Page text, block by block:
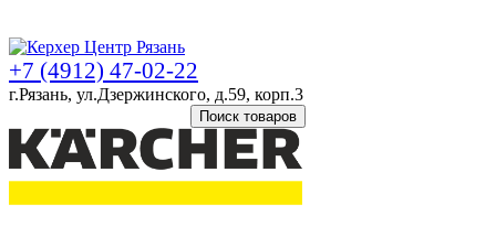
+7 (4912) 47-02-22
г.Рязань, ул.Дзержинского, д.59, корп.3
Поиск товаров